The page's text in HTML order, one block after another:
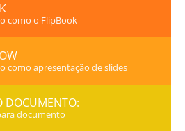
como o FlipBook
como apresentação de slides
DOCUMENTO:
documento